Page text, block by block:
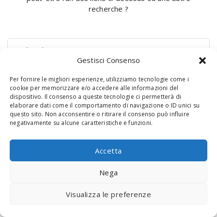
Gestisci Consenso
Per fornire le migliori esperienze, utilizziamo tecnologie come i
cookie per memorizzare e/o accedere alle informazioni del
dispositivo. Il consenso a queste tecnologie ci permetterà di
elaborare dati come il comportamento di navigazione o ID unici su
questo sito. Non acconsentire o ritirare il consenso può influire
negativamente su alcune caratteristiche e funzioni.
Accetta
Nega
Visualizza le preferenze
recherche ?
© 2020 Digital Touch Menu. Menu realizzato daInteractive
Minds